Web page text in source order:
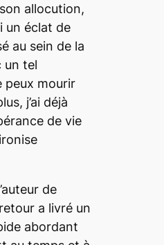
allocution,
un éclat de
au sein de la
un tel
peux mourir
j’ai déjà
de vie
de
a livré un
abordant